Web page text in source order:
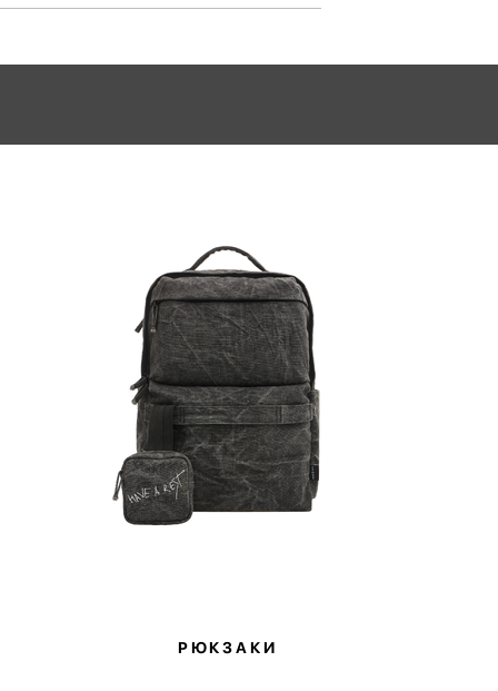
лише кращими.
РЮКЗАКИ